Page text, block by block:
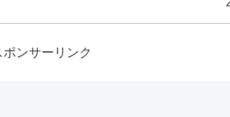
ポンサーリンク